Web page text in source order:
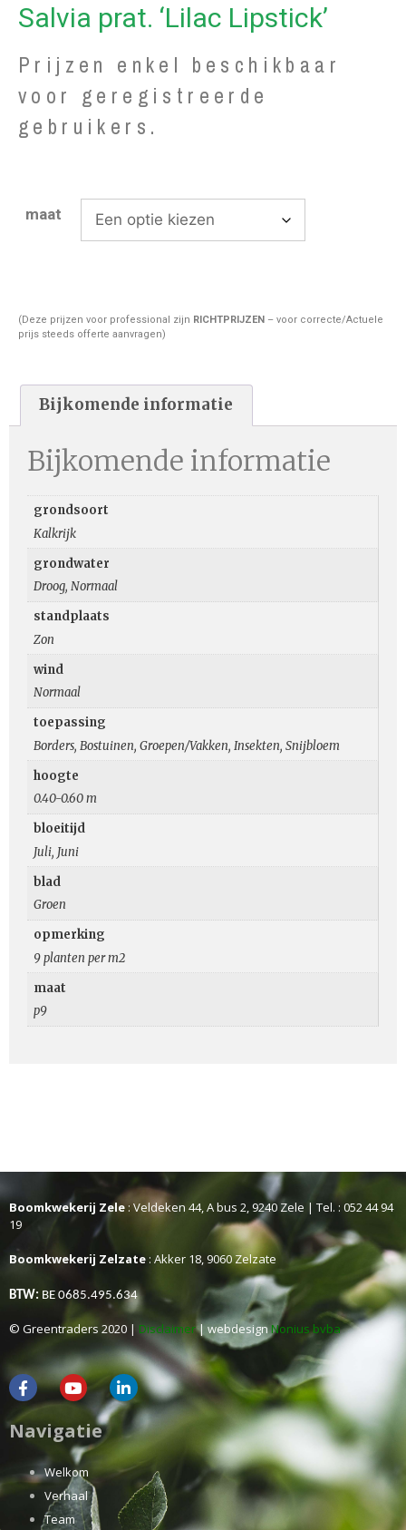
Salvia prat. ‘Lilac Lipstick’
Prijzen enkel beschikbaar
voor geregistreerde
gebruikers.
maat
(Deze prijzen voor professional zijn RICHTPRIJZEN – voor correcte/Actuele
prijs steeds offerte aanvragen)
Bijkomende informatie
Bijkomende informatie
grondsoort
Kalkrijk
grondwater
Droog, Normaal
standplaats
Zon
wind
Normaal
toepassing
Borders, Bostuinen, Groepen/Vakken, Insekten, Snijbloem
hoogte
0.40-0.60 m
bloeitijd
Juli, Juni
blad
Groen
opmerking
9 planten per m2
maat
p9
Boomkwekerij Zele: Veldeken 44, A bus 2, 9240 Zele | Tel. : 052 44 94
19
Boomkwekerij Zelzate : Akker 18, 9060 Zelzate
BTW: BE 0685.495.634
© Greentraders 2020 | Disclaimer| webdesignNonius bvba
Navigatie
Welkom
Verhaal
Team